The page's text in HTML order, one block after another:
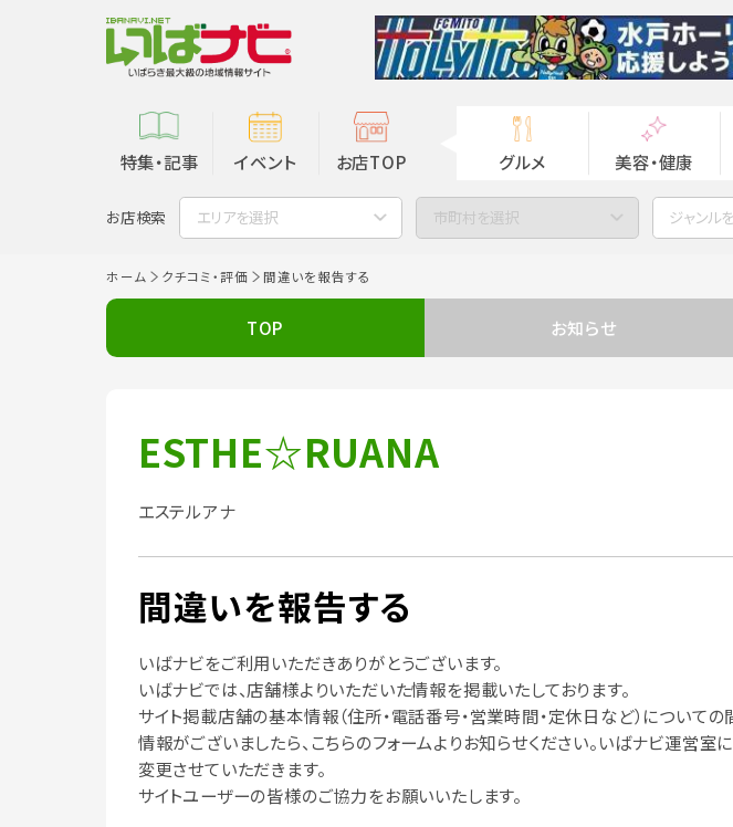
特集・記事 イベント お店TOP グルメ 美容・健康
お店検索 エリアを選択 市町村を選択 ジャンル
ホーム クチコミ・評価 間違いを報告する
TOP お知らせ
ESTHE☆RUANA
エステルアナ
間違いを報告する
いばナビをご利用いただきありがとうございます。
いばナビでは、店舗様よりいただいた情報を掲載いたしております。
サイト掲載店舗の基本情報（住所・電話番号・営業時間・定休日など）について
情報がございましたら、こちらのフォームよりお知らせください。いばナビ運営
変更させていただきます。
サイトユーザーの皆様のご協力をお願いいたします。